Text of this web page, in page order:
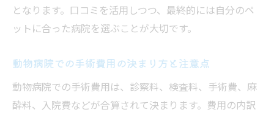
となります。口コミを活用しつつ、最終的には自分のペ
ットに合った病院を選ぶことが大切です。
動物病院での手術費用の決まり方と注意点
動物病院での手術費用は、診察料、検査料、手術費、麻
酔料、入院費などが合算されて決まります。費用の内訳